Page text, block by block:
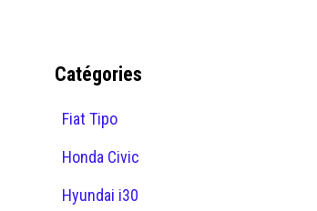
Catégories
Fiat Tipo
Honda Civic
Hyundai i30